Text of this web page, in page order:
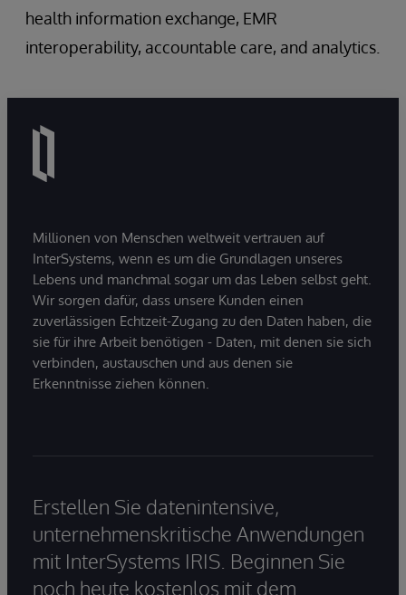
health information exchange, EMR
interoperability, accountable care, and analytics.
Millionen von Menschen weltweit vertrauen auf
InterSystems, wenn es um die Grundlagen unseres
Lebens und manchmal sogar um das Leben selbst geht.
Wir sorgen dafür, dass unsere Kunden einen
zuverlässigen Echtzeit-Zugang zu den Daten haben, die
sie für ihre Arbeit benötigen - Daten, mit denen sie sich
verbinden, austauschen und aus denen sie
Erkenntnisse ziehen können.
Erstellen Sie datenintensive,
unternehmenskritische Anwendungen
mit InterSystems IRIS. Beginnen Sie
noch heute kostenlos mit dem